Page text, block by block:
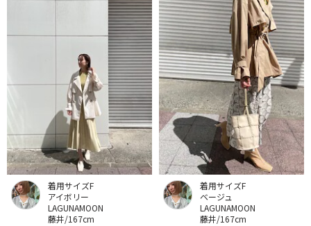
着用サイズF
アイボリー
LAGUNAMOON
藤井/167cm
着用サイズF
ベージュ
LAGUNAMOON
藤井/167cm